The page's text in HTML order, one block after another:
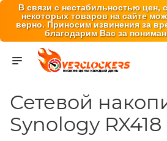
В связи с нестабильностью цен,
некоторых товаров на сайте
верно. Приносим извинения за
благодарим Вас за
Сетевой
Synology RX418